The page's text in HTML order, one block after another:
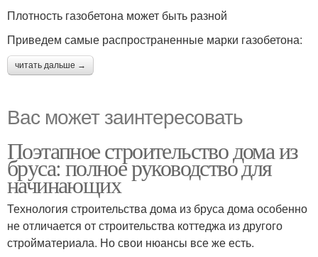
Плотность газобетона может быть разной
Приведем самые распространенные марки газобетона:
читать дальше →
Вас может заинтересовать
Поэтапное строительство дома из
бруса: полное руководство для
начинающих
Технология строительства дома из бруса дома особенно
не отличается от строительства коттеджа из другого
стройматериала. Но свои нюансы все же есть.